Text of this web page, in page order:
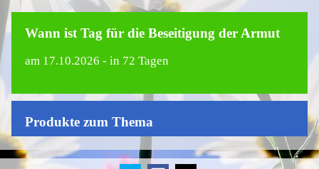
Wann ist Tag für die Beseitigung der Armut
am 17.10.2026 - in 72 Tagen
Produkte zum Thema